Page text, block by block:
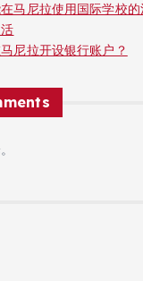
马尼拉使用国际学校的
尼拉开设银行账户？